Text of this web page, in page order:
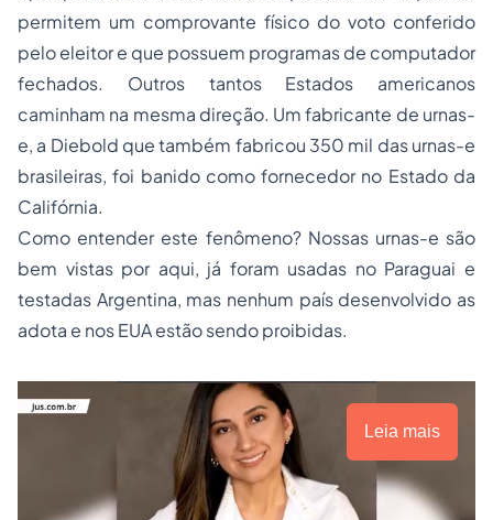
permitem um comprovante físico do voto conferido
pelo eleitor e que possuem programas de computador
fechados. Outros tantos Estados americanos
caminham na mesma direção. Um fabricante de urnas-
e, a Diebold que também fabricou 350 mil das urnas-e
brasileiras, foi banido como fornecedor no Estado da
Califórnia.
Como entender este fenômeno? Nossas urnas-e são
bem vistas por aqui, já foram usadas no Paraguai e
testadas Argentina, mas nenhum país desenvolvido as
adota e nos EUA estão sendo proibidas.
Leia mais